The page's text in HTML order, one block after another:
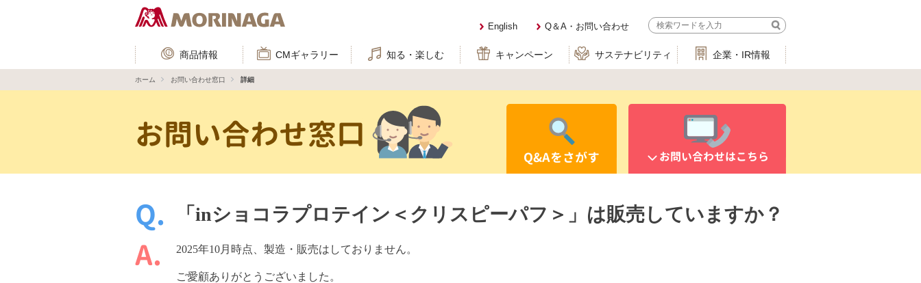
English Q＆A・お問い合わせ
商品情報 CMギャラリー 知る・楽しむ キャンペーン サステナビリティ 企業・IR情報
ホーム お問い合わせ窓口 詳細
お問い合わせ窓口
Q&Aをさがす お問い合わせはこちら
「inショコラプロテイン＜クリスピーパフ＞」は販売していますか？
2025年10月時点、製造・販売はしておりません。
ご愛顧ありがとうございました。